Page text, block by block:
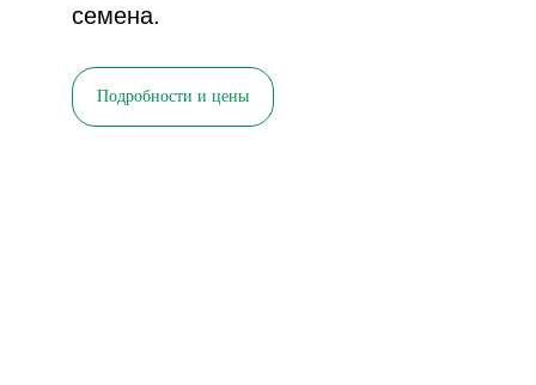
семена.
Подробности и цены